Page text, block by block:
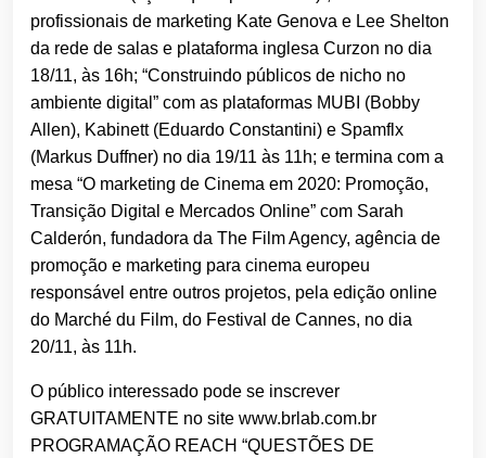
profissionais de marketing Kate Genova e Lee Shelton
da rede de salas e plataforma inglesa Curzon no dia
18/11, às 16h; “Construindo públicos de nicho no
ambiente digital” com as plataformas MUBI (Bobby
Allen), Kabinett (Eduardo Constantini) e Spamflx
(Markus Duffner) no dia 19/11 às 11h; e termina com a
mesa “O marketing de Cinema em 2020: Promoção,
Transição Digital e Mercados Online” com Sarah
Calderón, fundadora da The Film Agency, agência de
promoção e marketing para cinema europeu
responsável entre outros projetos, pela edição online
do Marché du Film, do Festival de Cannes, no dia
20/11, às 11h.
O público interessado pode se inscrever
GRATUITAMENTE no site www.brlab.com.br
PROGRAMAÇÃO REACH “QUESTÕES DE